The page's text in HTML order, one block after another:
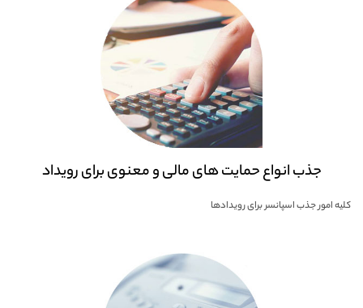
جذب انواع حمایت های مالی و معنوی برای رویداد
کلیه امور جذب اسپانسر برای رویدادها